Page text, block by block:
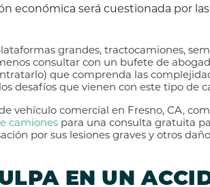
económica será cuestionada por
grandes, tractocamiones,
consultar con un bufete de
que comprenda las
desafíos que vienen con este tipo de
vehículo comercial en Fresno, CA,
camiones para una consulta gratuita
por sus lesiones graves y otros
EN UN